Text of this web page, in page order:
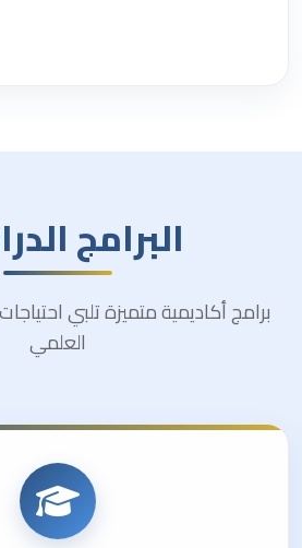
البرامج
برامج أكاديمية متميزة تلبي
العلمي